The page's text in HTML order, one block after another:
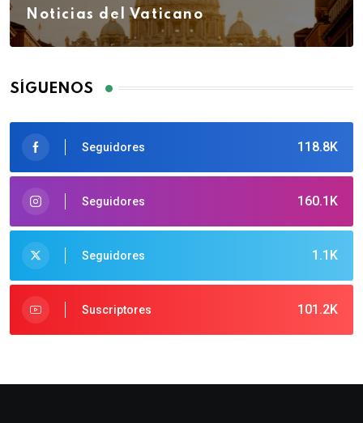
Noticias del Vaticano
SÍGUENOS
118.8K
Seguidores
160.1K
Seguidores
1.1K
Seguidores
101.2K
Suscriptores